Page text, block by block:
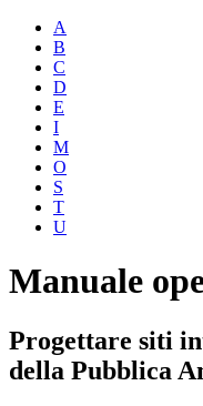
A
B
C
D
E
I
M
O
S
T
U
Manuale
Progettare siti
della Pubblica